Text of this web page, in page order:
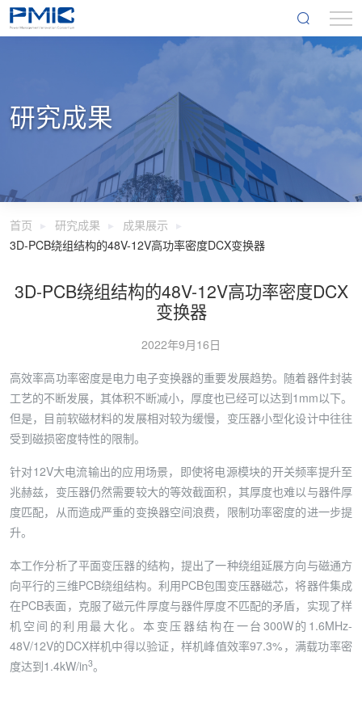
研究成果
首页 研究成果
成果展示
3D-PCB绕组结构的48V-12V高功率密度DCX变换器
3D-PCB绕组结构的48V-12V高功率密度DCX
变换器
2022年9月16日
高效率高功率密度是电力电子变换器的重要发展趋势。随着器件封装
工艺的不断发展，其体积不断减小，厚度也已经可以达到1mm以下。
但是，目前软磁材料的发展相对较为缓慢，变压器小型化设计中往往
受到磁损密度特性的限制。
针对12V大电流输出的应用场景，即使将电源模块的开关频率提升至
兆赫兹，变压器仍然需要较大的等效截面积，其厚度也难以与器件厚
度匹配，从而造成严重的变换器空间浪费，限制功率密度的进一步提
升。
本工作分析了平面变压器的结构，提出了一种绕组延展方向与磁通方
向平行的三维PCB绕组结构。利用PCB包围变压器磁芯，将器件集成
在PCB表面，克服了磁元件厚度与器件厚度不匹配的矛盾，实现了样
机空间的利用最大化。本变压器结构在一台300W的1.6MHz-
48V/12V的DCX样机中得以验证，样机峰值效率97.3%，满载功率密
度达到1.4kW/in3。